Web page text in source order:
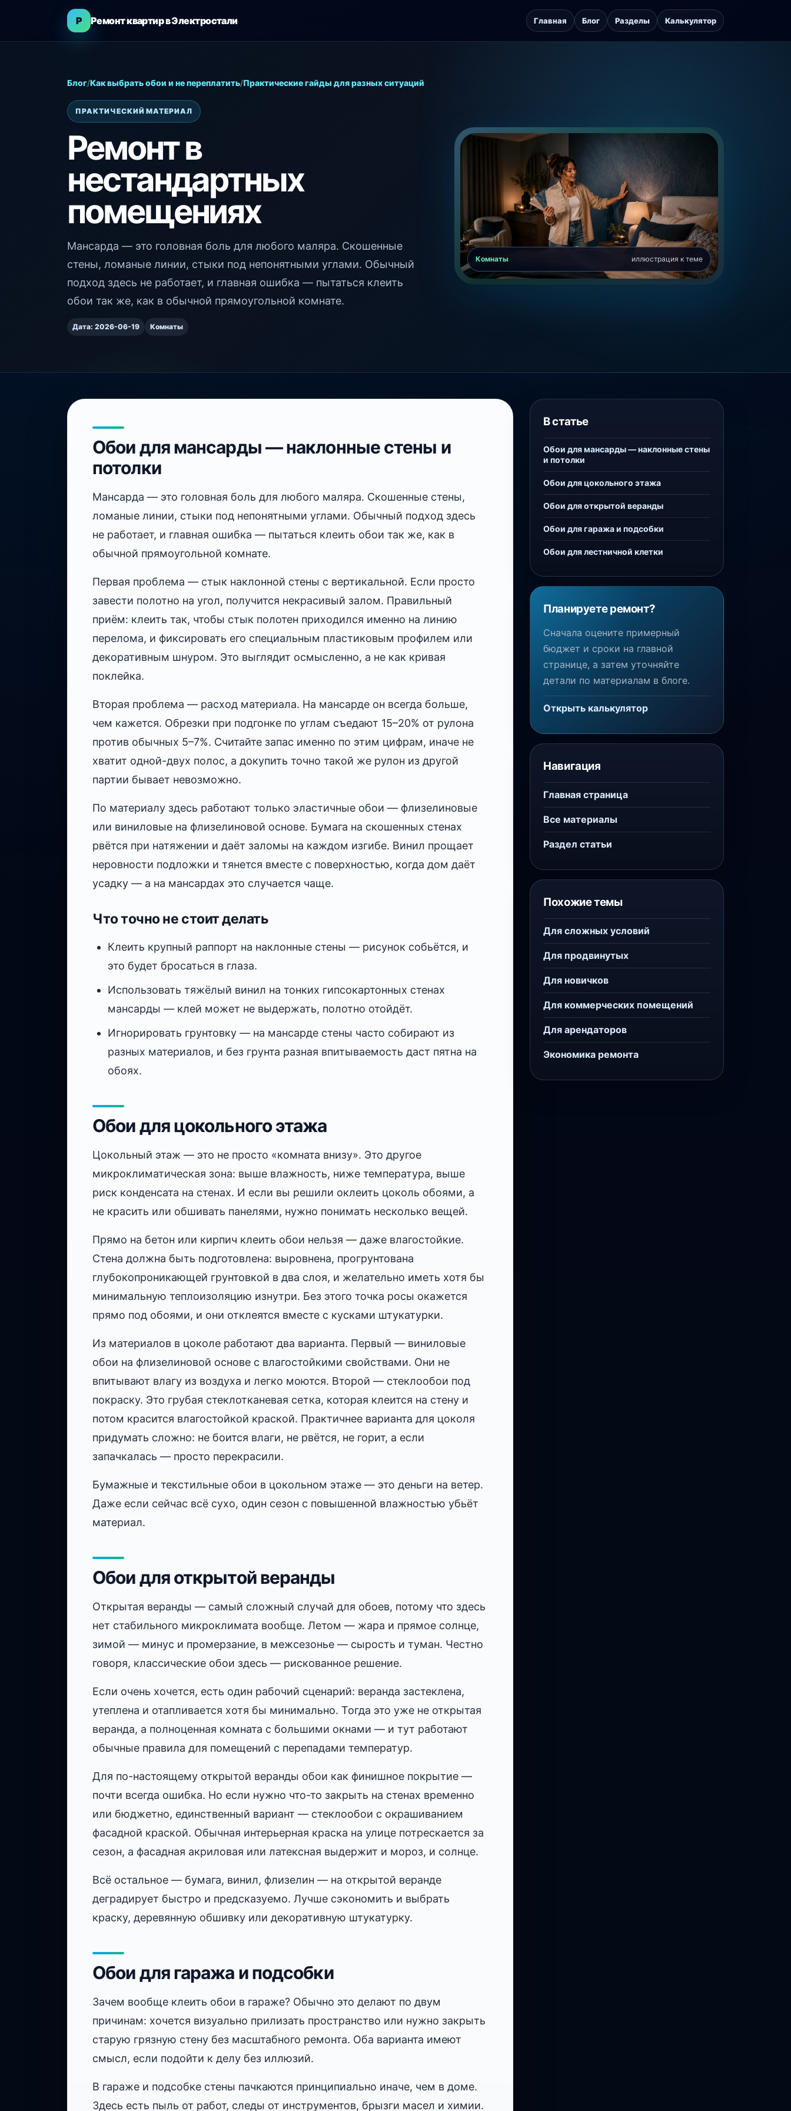
Р Ремонт квартир в Электростали Главная Блог Разделы Калькулятор
Блог/Как выбрать обои и не переплатить/Практические гайды для разных ситуаций
ПРАКТИЧЕСКИЙ МАТЕРИАЛ
Ремонт в
нестандартных
помещениях
Мансарда — это головная боль для любого маляра. Скошенные
стены, ломаные линии, стыки под непонятными углами. Обычный
подход здесь не работает, и главная ошибка — пытаться клеить
обои так же, как в обычной прямоугольной комнате.
Дата: 2026-06-19 Комнаты
Комнаты иллюстрация к теме
Обои для мансарды — наклонные стены и
потолки
Мансарда — это головная боль для любого маляра. Скошенные стены,
ломаные линии, стыки под непонятными углами. Обычный подход здесь
не работает, и главная ошибка — пытаться клеить обои так же, как в
обычной прямоугольной комнате.
Первая проблема — стык наклонной стены с вертикальной. Если просто
завести полотно на угол, получится некрасивый залом. Правильный
приём: клеить так, чтобы стык полотен приходился именно на линию
перелома, и фиксировать его специальным пластиковым профилем или
декоративным шнуром. Это выглядит осмысленно, а не как кривая
поклейка.
Вторая проблема — расход материала. На мансарде он всегда больше,
чем кажется. Обрезки при подгонке по углам съедают 15–20% от рулона
против обычных 5–7%. Считайте запас именно по этим цифрам, иначе не
хватит одной-двух полос, а докупить точно такой же рулон из другой
партии бывает невозможно.
По материалу здесь работают только эластичные обои — флизелиновые
или виниловые на флизелиновой основе. Бумага на скошенных стенах
рвётся при натяжении и даёт заломы на каждом изгибе. Винил прощает
неровности подложки и тянется вместе с поверхностью, когда дом даёт
усадку — а на мансардах это случается чаще.
Что точно не стоит делать
Клеить крупный раппорт на наклонные стены — рисунок собьётся, и
это будет бросаться в глаза.
Использовать тяжёлый винил на тонких гипсокартонных стенах
мансарды — клей может не выдержать, полотно отойдёт.
Игнорировать грунтовку — на мансарде стены часто собирают из
разных материалов, и без грунта разная впитываемость даст пятна на
обоях.
Обои для цокольного этажа
Цокольный этаж — это не просто «комната внизу». Это другое
микроклиматическая зона: выше влажность, ниже температура, выше
риск конденсата на стенах. И если вы решили оклеить цоколь обоями, а
не красить или обшивать панелями, нужно понимать несколько вещей.
Прямо на бетон или кирпич клеить обои нельзя — даже влагостойкие.
Стена должна быть подготовлена: выровнена, прогрунтована
глубокопроникающей грунтовкой в два слоя, и желательно иметь хотя бы
минимальную теплоизоляцию изнутри. Без этого точка росы окажется
прямо под обоями, и они отклеятся вместе с кусками штукатурки.
Из материалов в цоколе работают два варианта. Первый — виниловые
обои на флизелиновой основе с влагостойкими свойствами. Они не
впитывают влагу из воздуха и легко моются. Второй — стеклообои под
покраску. Это грубая стеклотканевая сетка, которая клеится на стену и
потом красится влагостойкой краской. Практичнее варианта для цоколя
придумать сложно: не боится влаги, не рвётся, не горит, а если
запачкалась — просто перекрасили.
Бумажные и текстильные обои в цокольном этаже — это деньги на ветер.
Даже если сейчас всё сухо, один сезон с повышенной влажностью убьёт
материал.
Обои для открытой веранды
Открытая веранды — самый сложный случай для обоев, потому что здесь
нет стабильного микроклимата вообще. Летом — жара и прямое солнце,
зимой — минус и промерзание, в межсезонье — сырость и туман. Честно
говоря, классические обои здесь — рискованное решение.
Если очень хочется, есть один рабочий сценарий: веранда застеклена,
утеплена и отапливается хотя бы минимально. Тогда это уже не открытая
веранда, а полноценная комната с большими окнами — и тут работают
обычные правила для помещений с перепадами температур.
Для по-настоящему открытой веранды обои как финишное покрытие —
почти всегда ошибка. Но если нужно что-то закрыть на стенах временно
или бюджетно, единственный вариант — стеклообои с окрашиванием
фасадной краской. Обычная интерьерная краска на улице потрескается за
сезон, а фасадная акриловая или латексная выдержит и мороз, и солнце.
Всё остальное — бумага, винил, флизелин — на открытой веранде
деградирует быстро и предсказуемо. Лучше сэкономить и выбрать
краску, деревянную обшивку или декоративную штукатурку.
Обои для гаража и подсобки
Зачем вообще клеить обои в гараже? Обычно это делают по двум
причинам: хочется визуально прилизать пространство или нужно закрыть
старую грязную стену без масштабного ремонта. Оба варианта имеют
смысл, если подойти к делу без иллюзий.
В гараже и подсобке стены пачкаются принципиально иначе, чем в доме.
Здесь есть пыль от работ, следы от инструментов, брызги масел и химии.
В статье
Обои для мансарды — наклонные стены
и потолки
Обои для цокольного этажа
Обои для открытой веранды
Обои для гаража и подсобки
Обои для лестничной клетки
Планируете ремонт?
Сначала оцените примерный
бюджет и сроки на главной
странице, а затем уточняйте
детали по материалам в блоге.
Открыть калькулятор
Навигация
Главная страница
Все материалы
Раздел статьи
Похожие темы
Для сложных условий
Для продвинутых
Для новичков
Для коммерческих помещений
Для арендаторов
Экономика ремонта